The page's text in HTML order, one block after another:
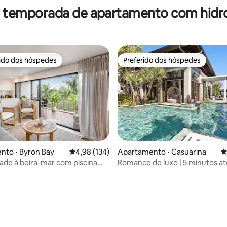
de apartamento com
preferidos dos hóspedes
dos hóspedes
⋅ Byron Bay 4,98 de uma avaliação média de 5, 134
4,98 (134)
à beira-mar com piscina
Preferido dos hóspedes
Preferido dos hóspedes
Apartamento ⋅ Casuarina
Romance de luxo | 5 minutos